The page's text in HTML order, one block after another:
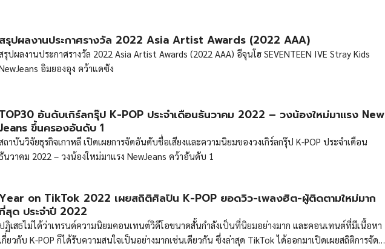
สรุปผลงานประกาศรางวัล 2022 Asia Artist Awards (2022 AAA)
รุปผลงานประกาศรางวัล 2022 Asia Artist Awards (2022 AAA) อีจุนโฮ SEVENTEEN IVE Stray Kids
อิมยองอุง คว้าแดซัง
TOP30 อันดับเกิร์ลกรุ๊ป K-POP ประจำเดือนธันวาคม 2022 – วงน้องใหม่มาแรง New
Jeans ขึ้นครองอันดับ 1
ถาบันวิจัยธุรกิจเกาหลี เปิดเผยการจัดอันดับชื่อเสียงและความนิยมของวงเกิร์ลกรุ๊ป K-POP ประจำเดือน
นวาคม 2022 – วงน้องใหม่มาแรง NewJeans คว้าอันดับ 1
on TikTok 2022 เผยสถิติศิลปิน K-POP ยอดวิว-เพลงฮิต-ผู้ติดตามใหม่มาก
ที่สุด ประจำปี 2022
ฏิเสธไม่ได้ว่าเทรนด์ความนิยมคอนเทนต์วิดีโอขนาดสั้นกำลังเป็นที่นิยมอย่างมาก และคอนเทนต์ที่มีเนื้อหา
กี่ยวกับ K-POP ก็ได้รับความสนใจเป็นอย่างมากเช่นเดียวกัน ซึ่งล่าสุด TikTok ได้ออกมาเปิดเผยสถิติการจัด